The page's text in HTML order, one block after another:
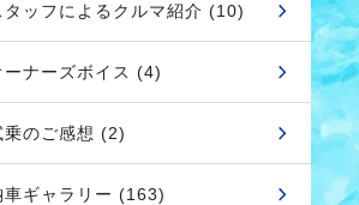
タッフによるクルマ紹介 (10)
ーナーズボイス (4)
乗のご感想 (2)
車ギャラリー (163)